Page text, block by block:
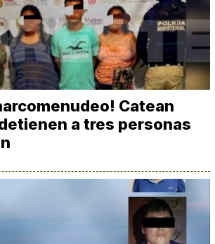
Catean
a tres personas